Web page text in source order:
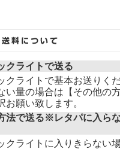
クライトで送る
クライトで基本お送りくだ
い量の場合は【その他の
お願い致します。
法で送る※レタパに入ら
クライトに入りきらない